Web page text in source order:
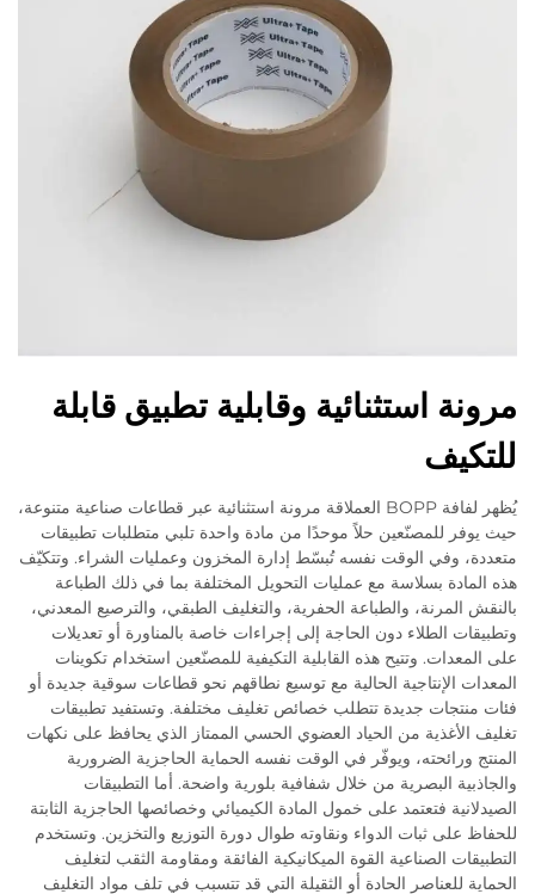
مرونة استثنائية وقابلية تطبيق قابلة
للتكيف
يُظهر لفافة BOPP العملاقة مرونة استثنائية عبر قطاعات صناعية متنوعة،
حيث يوفر للمصنّعين حلاً موحدًا من مادة واحدة تلبي متطلبات تطبيقات
متعددة، وفي الوقت نفسه تُبسّط إدارة المخزون وعمليات الشراء. وتتكيّف
هذه المادة بسلاسة مع عمليات التحويل المختلفة بما في ذلك الطباعة
بالنقش المرنة، والطباعة الحفرية، والتغليف الطبقي، والترصيع المعدني،
وتطبيقات الطلاء دون الحاجة إلى إجراءات خاصة بالمناورة أو تعديلات
على المعدات. وتتيح هذه القابلية التكيفية للمصنّعين استخدام تكوينات
المعدات الإنتاجية الحالية مع توسيع نطاقهم نحو قطاعات سوقية جديدة أو
فئات منتجات جديدة تتطلب خصائص تغليف مختلفة. وتستفيد تطبيقات
تغليف الأغذية من الحياد العضوي الحسي الممتاز الذي يحافظ على نكهات
المنتج ورائحته، ويوفّر في الوقت نفسه الحماية الحاجزية الضرورية
والجاذبية البصرية من خلال شفافية بلورية واضحة. أما التطبيقات
الصيدلانية فتعتمد على خمول المادة الكيميائي وخصائصها الحاجزية الثابتة
للحفاظ على ثبات الدواء ونقاوته طوال دورة التوزيع والتخزين. وتستخدم
التطبيقات الصناعية القوة الميكانيكية الفائقة ومقاومة الثقب لتغليف
الحماية للعناصر الحادة أو الثقيلة التي قد تتسبب في تلف مواد التغليف